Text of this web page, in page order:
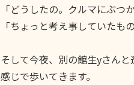
「どうしたの。クルマにぶつ
「ちょっと考え事していたも
そして今夜、別の館生yさん
感じで歩いてきます。